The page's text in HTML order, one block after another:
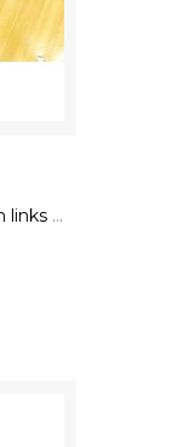
Antriebswelle Gelenkwelle hinten links Mercedes Benz C-Klasse W204 Limousine